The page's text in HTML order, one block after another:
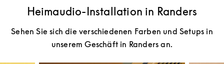
Heimaudio-Installation in Randers
Sehen Sie sich die verschiedenen Farben und Setups in
unserem Geschäft in Randers an.